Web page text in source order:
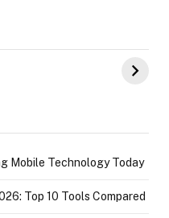
of IGR
Mobile Technology Today
Top 10 Tools Compared